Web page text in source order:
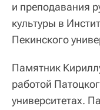
и преподавания
культуры в
Пекинского
Памятник
работой
университетах.